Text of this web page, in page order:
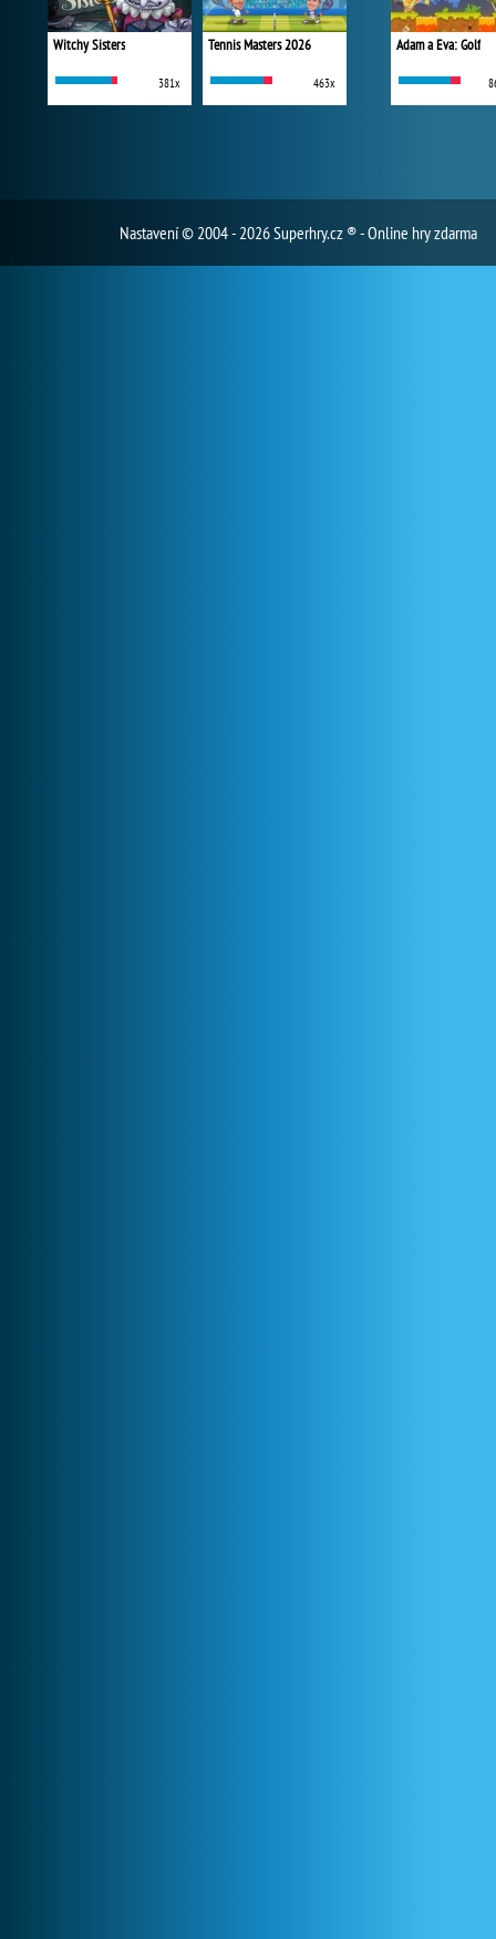
Witchy Sisters
381x
Tennis Masters 2026
463x
Adam a Eva: Golf
Nastavení© 2004 - 2026 Superhry.cz ® - Online hry zdarma